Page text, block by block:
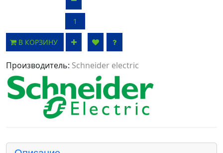
В КОРЗИНУ
Производитель: Schneider electric